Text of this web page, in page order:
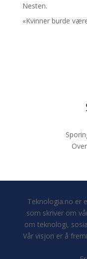
Nesten.
«Kvinner burde
Teknologia.no er
som skriver om
om teknologi,
Vår visjon er å